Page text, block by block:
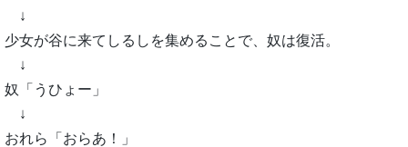
↓
少女が谷に来てしるしを集めることで、奴は復活。
↓
奴「うひょー」
↓
おれら「おらあ！」